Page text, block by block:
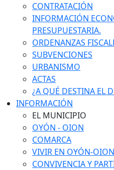
CONTRATACIÓN
INFORMACIÓN
PRESUPUESTARIA.
ORDENANZAS
SUBVENCIONES
URBANISMO
ACTAS
¿A QUÉ DESTINA EL
INFORMACIÓN
EL MUNICIPIO
OYÓN - OION
COMARCA
VIVIR EN OYÓN-OION
CONVIVENCIA Y